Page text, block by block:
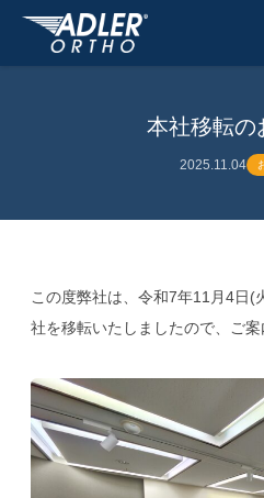
本社移転の
2025.11.04
この度弊社は、令和7年11月4日(
社を移転いたしましたので、ご案